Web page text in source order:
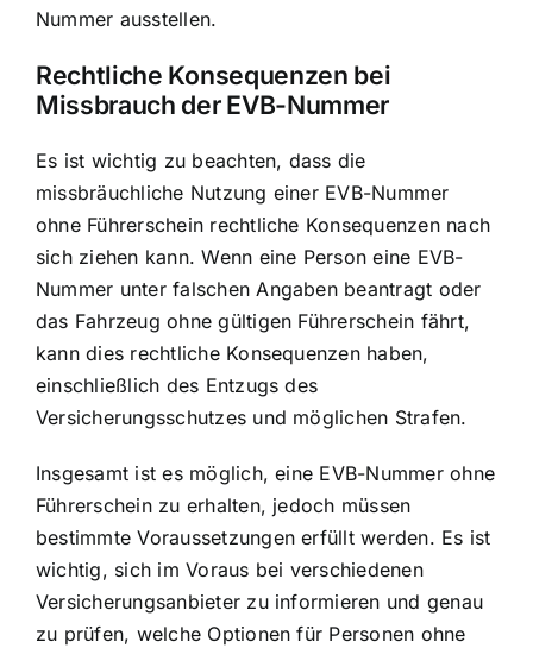
Nummer ausstellen.
Rechtliche Konsequenzen bei
Missbrauch der EVB-Nummer
Es ist wichtig zu beachten, dass die
missbräuchliche Nutzung einer EVB-Nummer
ohne Führerschein rechtliche Konsequenzen nach
sich ziehen kann. Wenn eine Person eine EVB-
Nummer unter falschen Angaben beantragt oder
das Fahrzeug ohne gültigen Führerschein fährt,
kann dies rechtliche Konsequenzen haben,
einschließlich des Entzugs des
Versicherungsschutzes und möglichen Strafen.
Insgesamt ist es möglich, eine EVB-Nummer ohne
Führerschein zu erhalten, jedoch müssen
bestimmte Voraussetzungen erfüllt werden. Es ist
wichtig, sich im Voraus bei verschiedenen
Versicherungsanbieter zu informieren und genau
zu prüfen, welche Optionen für Personen ohne